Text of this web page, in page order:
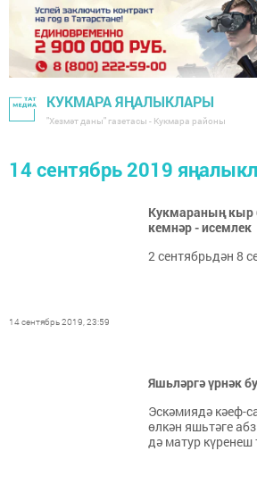
КУКМАРА ЯҢАЛЫКЛАРЫ
"Хезмәт даны" газетасы - Кукмара районы
14 сентябрь 2019
Кукмараның
кемнәр - исемлек
2 сентябрьдән 8
14 сентябрь 2019, 23:59
Яшьләргә үрнәк
Эскәмиядә кәеф-
өлкән яшьтәге
дә матур күренеш